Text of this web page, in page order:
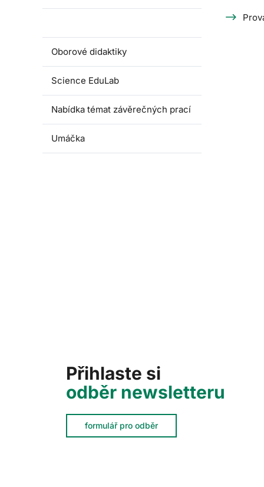
Oborové didaktiky
Science EduLab
Nabídka témat závěrečných prací
Umáčka
Přihlaste si
odběr newsletteru
formulář pro odběr